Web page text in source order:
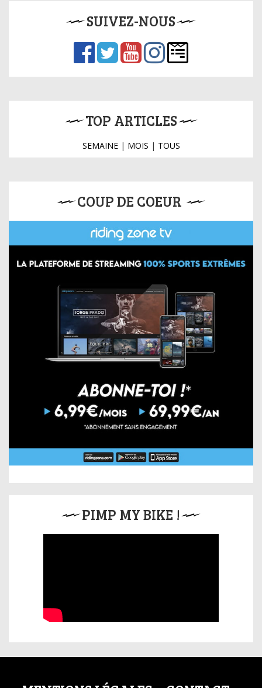
SUIVEZ-NOUS
TOP ARTICLES
SEMAINE| MOIS | TOUS
COUP DE COEUR
PIMP MY BIKE !